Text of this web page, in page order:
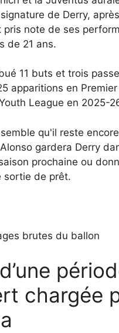
de Derry,
pris note de ses
de 21 ans.
11 buts et trois
apparitions en
League en 2025-
qu'il reste
gardera Derry
prochaine ou
sortie de prêt.
brutes du ballon
chargée